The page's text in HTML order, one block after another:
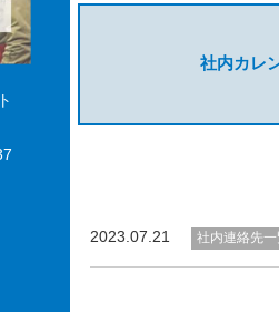
社内カレ
2023.07.21 社内連絡先一